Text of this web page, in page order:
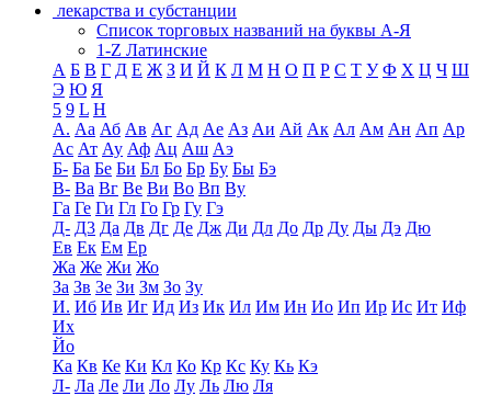
лекарства и субстанции
Список торговых названий на буквы А-Я
1-Z Латинские
А Б В Г Д Е Ж З И Й К Л М Н О П Р С Т У Ф Х Ц Ч Ш
Э Ю Я
5 9 L H
А. Аа Аб Ав Аг Ад Ае Аз Аи Ай Ак Ал Ам Ан Ап Ар
Ас Ат Ау Аф Ац Аш Аэ
Б- Ба Бе Би Бл Бо Бр Бу Бы Бэ
В- Ва Вг Ве Ви Во Вп Ву
Га Ге Ги Гл Го Гр Гу Гэ
Д- Д3 Да Дв Дг Де Дж Ди Дл До Др Ду Ды Дэ Дю
Ев Ек Ем Ер
Жа Же Жи Жо
За Зв Зе Зи Зм Зо Зу
И. Иб Ив Иг Ид Из Ик Ил Им Ин Ио Ип Ир Ис Ит Иф
Их
Йо
Ка Кв Ке Ки Кл Ко Кр Кс Ку Кь Кэ
Л- Ла Ле Ли Ло Лу Ль Лю Ля